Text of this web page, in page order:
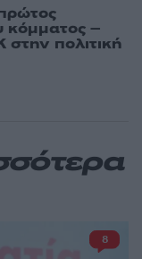
κόμματος –
στην πολιτική
8